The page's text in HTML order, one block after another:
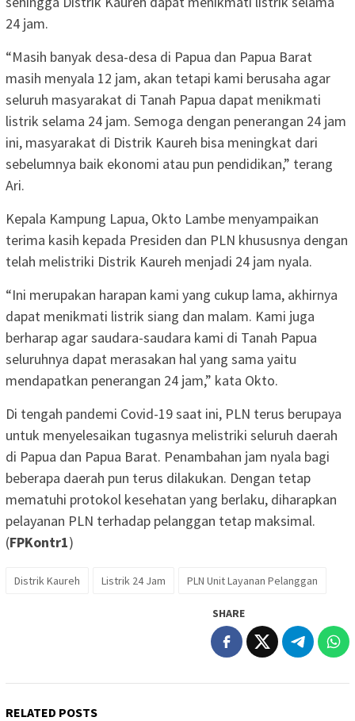
24 jam.
“Masih banyak desa-desa di Papua dan Papua Barat
masih menyala 12 jam, akan tetapi kami berusaha agar
seluruh masyarakat di Tanah Papua dapat menikmati
listrik selama 24 jam. Semoga dengan penerangan 24 jam
ini, masyarakat di Distrik Kaureh bisa meningkat dari
sebelumnya baik ekonomi atau pun pendidikan,” terang
Ari.
Kepala Kampung Lapua, Okto Lambe menyampaikan
terima kasih kepada Presiden dan PLN khususnya dengan
telah melistriki Distrik Kaureh menjadi 24 jam nyala.
“Ini merupakan harapan kami yang cukup lama, akhirnya
dapat menikmati listrik siang dan malam. Kami juga
berharap agar saudara-saudara kami di Tanah Papua
seluruhnya dapat merasakan hal yang sama yaitu
mendapatkan penerangan 24 jam,” kata Okto.
Di tengah pandemi Covid-19 saat ini, PLN terus berupaya
untuk menyelesaikan tugasnya melistriki seluruh daerah
di Papua dan Papua Barat. Penambahan jam nyala bagi
beberapa daerah pun terus dilakukan. Dengan tetap
mematuhi protokol kesehatan yang berlaku, diharapkan
pelayanan PLN terhadap pelanggan tetap maksimal.
(FPKontr1)
Distrik Kaureh Listrik 24 Jam PLN Unit Layanan Pelanggan
SHARE
RELATED POSTS